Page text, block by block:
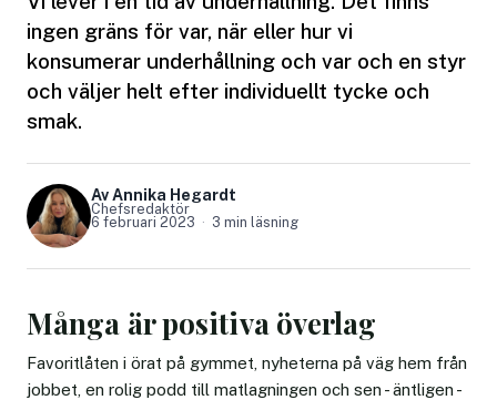
ingen gräns för var, när eller hur vi
konsumerar underhållning och var och en styr
och väljer helt efter individuellt tycke och
smak.
Av Annika Hegardt
Chefsredaktör
6 februari 2023
3 min läsning
Många är positiva överlag
Favoritlåten i örat på gymmet, nyheterna på väg hem från
jobbet, en rolig podd till matlagningen och sen - äntligen -